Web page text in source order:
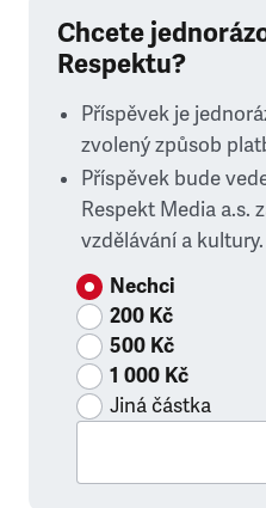
Chcete
Respektu?
Příspěvek je
zvolený způsob
Příspěvek bude
Respekt Media a.s.
vzdělávání a kultury.
Nechci
200 Kč
500 Kč
1 000 Kč
Jiná částka